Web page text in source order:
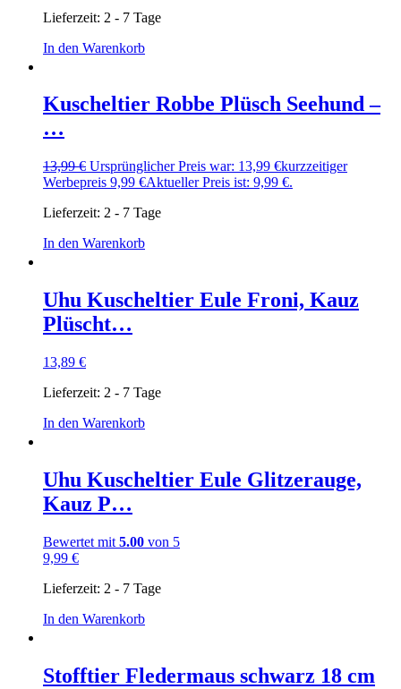
Lieferzeit: 2 - 7 Tage
In den Warenkorb
Kuscheltier Robbe Plüsch Seehund –
…
13,99€ Ursprünglicher Preis war: 13,99 €kurzzeitiger
Werbepreis 9,99 €Aktueller Preis ist: 9,99 €.
Lieferzeit: 2 - 7 Tage
In den Warenkorb
Uhu Kuscheltier Eule Froni, Kauz
Plüscht…
13,89 €
Lieferzeit: 2 - 7 Tage
In den Warenkorb
Uhu Kuscheltier Eule Glitzerauge,
Kauz P…
Bewertet mit 5.00 von 5
9,99 €
Lieferzeit: 2 - 7 Tage
In den Warenkorb
Stofftier Fledermaus schwarz 18 cm